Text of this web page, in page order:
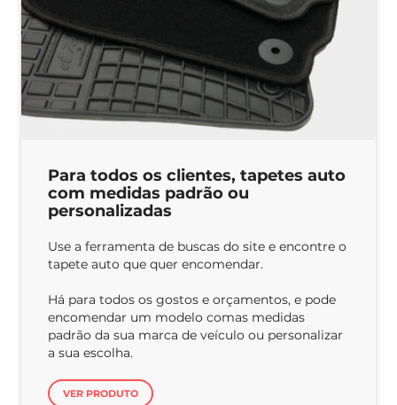
Para todos os clientes, tapetes auto
com medidas padrão ou
personalizadas
Use a ferramenta de buscas do site e encontre o
tapete auto que quer encomendar.
Há para todos os gostos e orçamentos, e pode
encomendar um modelo comas medidas
padrão da sua marca de veículo ou personalizar
a sua escolha.
VER PRODUTO